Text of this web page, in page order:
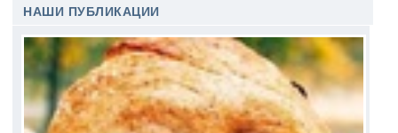
НАШИ ПУБЛИКАЦИИ